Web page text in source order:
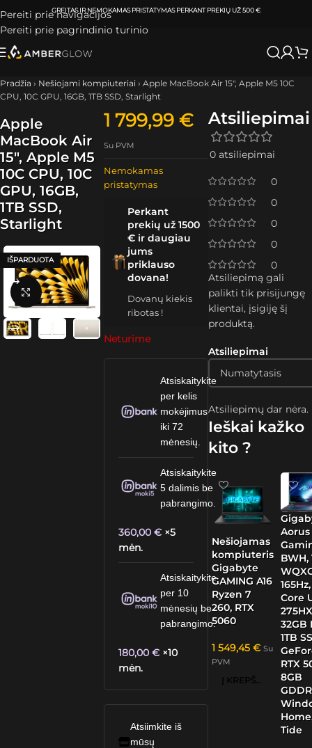
Pereiti prie navigacijos
Pereiti prie pagrindinio turinio
ATSIIMKITE UŽSAKYMĄKLAIPĖDOJE IR VILNIUJEPER0-3 DARBO DIENAS.
Pradžia › Nešiojami kompiuteriai › Apple MacBook Air 15″, Apple M5 10C
CPU, 10C GPU, 16GB, 1TB SSD, Starlight
Apple
MacBook Air
15″, Apple M5
10C CPU, 10C
GPU, 16GB,
1TB SSD,
Starlight
IŠPARDUOTA
Spustelėkite, kad padidintumėte
1 799,99€
Su PVM
Nemokamas
pristatymas
Perkant
prekių už 1500
€ ir daugiau
jums
priklauso
dovana!
Dovanų kiekis
ribotas !
Neturime
Atsiskaitykite
per kelis
mokėjimus
iki 72
mėnesių.
Atsiskaitykite
5 dalimis be
pabrangimo.
360,00€ ×5
mėn.
Atsiskaitykite
per 10
mėnesių be
pabrangimo.
180,00€ ×10
mėn.
Atsiimkite iš
mūsų
Atsiliepimai
0 atsiliepimai
0
0
0
0
0
Atsiliepimai
Atsiliepimų dar nėra.
Atsiliepimą gali
palikti tik prisijungę
klientai, įsigiję šį
produktą.
Ieškai kažko
kito ?
Nešiojamas
kompiuteris
Gigabyte
GAMING A16
Ryzen 7
260, RTX
5060
1 549,45 € Su
PVM
Į KREPŠELĮ
BWH,
Core
32GB
1TB
RTX
8GB
Tide